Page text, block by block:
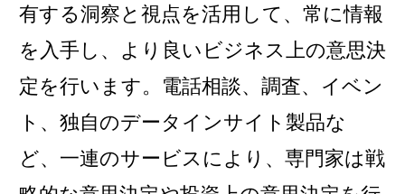
有する洞察と視点を活用して、常に情報
を入手し、より良いビジネス上の意思決
定を行います。電話相談、調査、イベン
ト、独自のデータインサイト製品な
ど、一連のサービスにより、専門家は戦